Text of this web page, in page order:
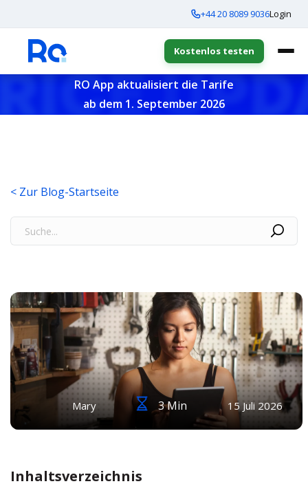
+44 20 8089 9036Login
Kostenlos testen
RO App aktualisiert die Tarife
ab dem 1. September 2026
< Zur Blog-Startseite
Mary 3 Min 15 Juli 2026
Inhaltsverzeichnis